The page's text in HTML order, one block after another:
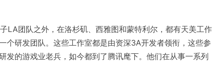
LA团队之外，在洛杉矶、西雅图和蒙特利尔，都有天美工作
个研发团队。这些工作室都是由资深3A开发者领衔，这些参
发的游戏业老兵，如今都到了腾讯麾下。他们在从事一系列